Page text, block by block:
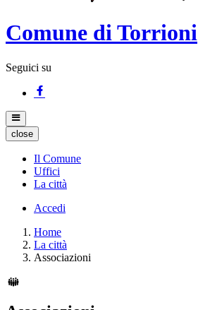
Comune di Torrioni
Seguici su
close
Il Comune
Uffici
La città
Accedi
Home
La città
Associazioni